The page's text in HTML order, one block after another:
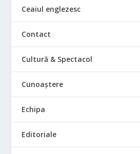
Ceaiul englezesc
Contact
Cultură & Spectacol
Cunoaștere
Echipa
Editoriale